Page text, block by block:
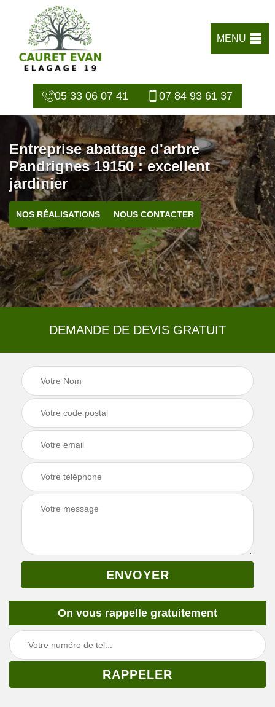
MENU
05 33 06 07 41 07 84 93 61 37
Entreprise abattage d'arbre
Pandrignes 19150 : excellent
jardinier
NOS RÉALISATIONS NOUS CONTACTER
DEMANDE DE DEVIS GRATUIT
On vous rappelle gratuitement